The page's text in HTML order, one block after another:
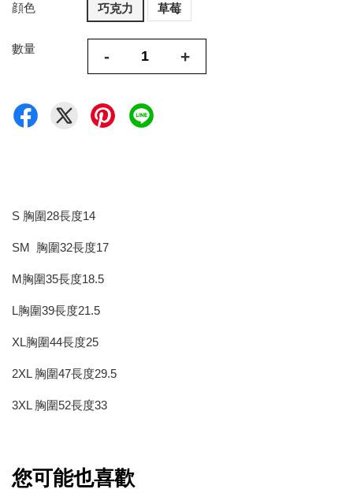
顔色 巧克力 草莓
數量 - +
S 胸圍28長度14
SM 胸圍32長度17
M胸圍35長度18.5
L胸圍39長度21.5
XL胸圍44長度25
2XL 胸圍47長度29.5
3XL 胸圍52長度33
您可能也喜歡